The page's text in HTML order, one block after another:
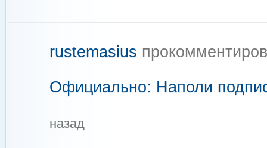
rustemasius
Официально: Наполи
назад